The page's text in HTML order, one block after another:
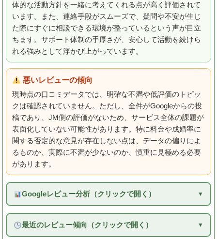
体的な活動方針を一緒に考えてくれる点が高く評価されて
います。また、連絡手段がスムーズで、疑問や不安が生じ
た際にすぐに相談できる環境が整っているという声が目立
ちます。サポート体制の手厚さが、安心して活動を続けら
れる強みとして浮かび上がっています。
悪いレビューの傾向
現時点の口コミデータでは、明確な不満や低評価のトピッ
クは確認されていません。ただし、全件がGoogleからの投
稿であり、JM側の評価がないため、サービス全体の課題が
表面化していない可能性があります。特に料金や成婚率に
関する否定的な意見が存在しない点は、データの偏りによ
るものか、実際に不満が少ないのか、慎重に見極める必要
があります。
Googleレビュー分析（クリックで開く）
最近のレビュー傾向（クリックで開く）